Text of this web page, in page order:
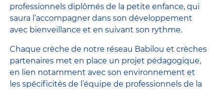
professionnels diplômés de la petite enfance, qui
saura l’accompagner dans son développement
avec bienveillance et en suivant son rythme.
Chaque crèche de notre réseau Babilou et crèches
partenaires met en place un projet pédagogique,
en lien notamment avec son environnement et
les spécificités de l’équipe de professionnels de la